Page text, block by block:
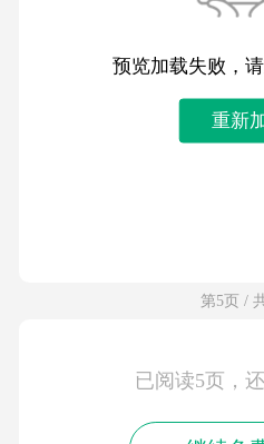
预览加载失败，
重新
第5页 /
已阅读5页，